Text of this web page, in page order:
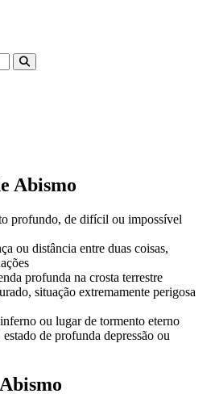
Abismo
profundo, de difícil ou impossível
ou distância entre duas coisas,
profunda na crosta terrestre
situação extremamente perigosa
ou lugar de tormento eterno
de profunda depressão ou
Abismo